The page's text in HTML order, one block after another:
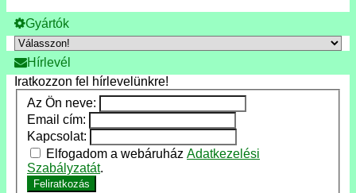
Gyártók
Hírlevél
Iratkozzon fel hírlevelünkre!
Az Ön neve:
Email cím:
Kapcsolat:
Elfogadom a webáruház Adatkezelési
Szabályzatát.
Feliratkozás